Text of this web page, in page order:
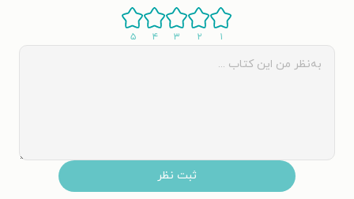
۱ ۲ ۳ ۴ ۵
ثبت نظر